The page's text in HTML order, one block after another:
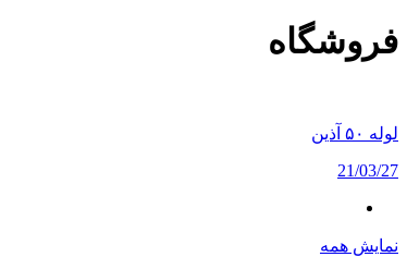
فروشگاه
لوله ۵۰ آذین
21/03/27
نمایش همه